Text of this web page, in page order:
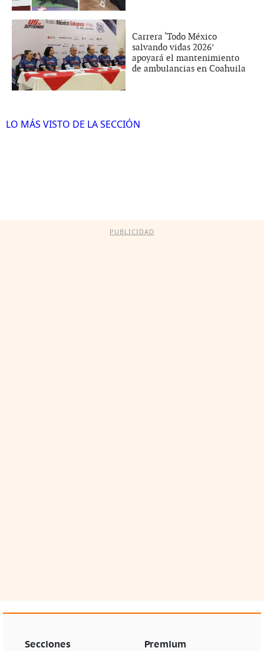
Carrera ‘Todo México
salvando vidas 2026’
apoyará el mantenimiento
de ambulancias en Coahuila
LO MÁS VISTO DE LA SECCIÓN
PUBLICIDAD
Secciones Premium